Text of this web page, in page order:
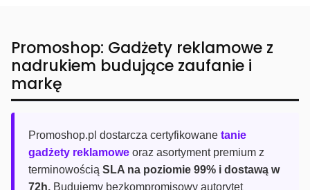
Promoshop: Gadżety reklamowe z
nadrukiem budujące zaufanie i
markę
Promoshop.pl dostarcza certyfikowane tanie
gadżety reklamowe oraz asortyment premium z
terminowością SLA na poziomie 99% i dostawą w
72h. Budujemy bezkompromisowy autorytet